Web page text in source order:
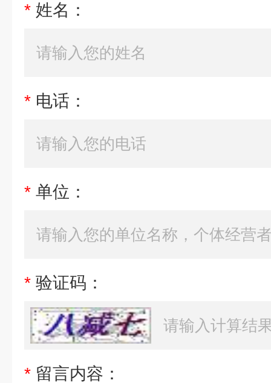
* 姓名：
* 电话：
* 单位：
* 验证码：
* 留言内容：